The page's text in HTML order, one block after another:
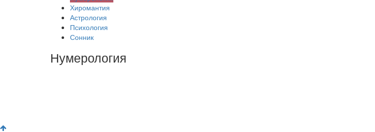
Хиромантия
Астрология
Психология
Сонник
Нумерология